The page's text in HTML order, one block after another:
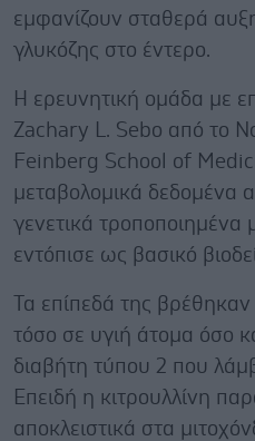
εμφανίζουν σταθερά
γλυκόζης στο έντερο.
Η ερευνητική ομάδα με
Zachary L. Sebo από το
Feinberg School of
μεταβολομικά δεδομένα
γενετικά τροποποιημένα
εντόπισε ως βασικό
Τα επίπεδά της
τόσο σε υγιή άτομα όσο
διαβήτη τύπου 2 που
Επειδή η κιτρουλλίνη
αποκλειστικά στα